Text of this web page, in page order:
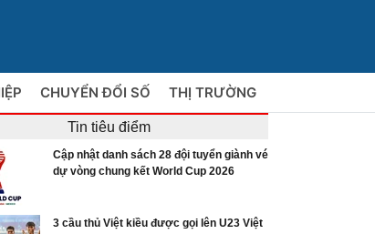
CHUYỂN ĐỔI SỐ THỊ TRƯỜNG
Tin tiêu điểm
Cập nhật danh sách 28 đội tuyển giành vé
dự vòng chung kết World Cup 2026
3 cầu thủ Việt kiều được gọi lên U23 Việt